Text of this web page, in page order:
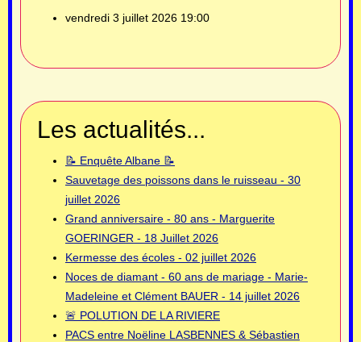
vendredi 3 juillet 2026 19:00
Les actualités...
📝 Enquête Albane 📝
Sauvetage des poissons dans le ruisseau - 30
juillet 2026
Grand anniversaire - 80 ans - Marguerite
GOERINGER - 18 Juillet 2026
Kermesse des écoles - 02 juillet 2026
Noces de diamant - 60 ans de mariage - Marie-
Madeleine et Clément BAUER - 14 juillet 2026
🚨 POLUTION DE LA RIVIERE
PACS entre Noëline LASBENNES & Sébastien